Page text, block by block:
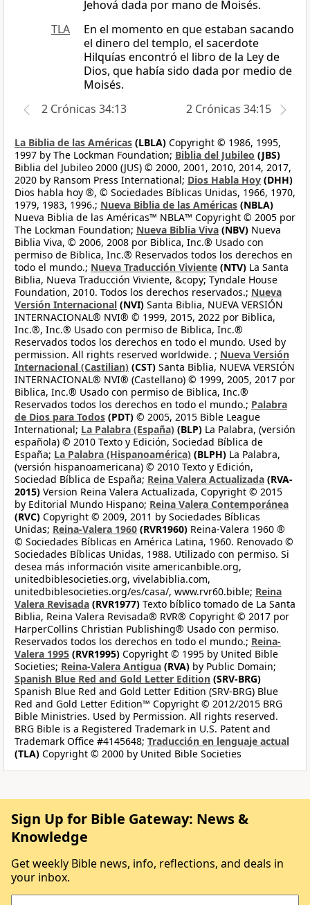
Jehová dada por mano de Moisés.
TLA
En el momento en que estaban sacando
el dinero del templo, el sacerdote
Hilquías encontró el libro de la Ley de
Dios, que había sido dada por medio de
Moisés.
2 Crónicas 34:13
2 Crónicas 34:15
La Biblia de las Américas (LBLA) Copyright © 1986, 1995,
1997 by The Lockman Foundation; Biblia del Jubileo (JBS)
Biblia del Jubileo 2000 (JUS) © 2000, 2001, 2010, 2014, 2017,
2020 by Ransom Press International; Dios Habla Hoy (DHH)
Dios habla hoy ®, © Sociedades Bíblicas Unidas, 1966, 1970,
1979, 1983, 1996.; Nueva Biblia de las Américas (NBLA)
Nueva Biblia de las Américas™ NBLA™ Copyright © 2005 por
The Lockman Foundation; Nueva Biblia Viva (NBV) Nueva
Biblia Viva, © 2006, 2008 por Biblica, Inc.® Usado con
permiso de Biblica, Inc.® Reservados todos los derechos en
todo el mundo.; Nueva Traducción Viviente (NTV) La Santa
Biblia, Nueva Traducción Viviente, &copy; Tyndale House
Foundation, 2010. Todos los derechos reservados.; Nueva
Versión Internacional (NVI) Santa Biblia, NUEVA VERSIÓN
INTERNACIONAL® NVI® © 1999, 2015, 2022 por Biblica,
Inc.®, Inc.® Usado con permiso de Biblica, Inc.®
Reservados todos los derechos en todo el mundo. Used by
permission. All rights reserved worldwide. ; Nueva Versión
Internacional (Castilian) (CST) Santa Biblia, NUEVA VERSIÓN
INTERNACIONAL® NVI® (Castellano) © 1999, 2005, 2017 por
Biblica, Inc.® Usado con permiso de Biblica, Inc.®
Reservados todos los derechos en todo el mundo.; Palabra
de Dios para Todos (PDT) © 2005, 2015 Bible League
International; La Palabra (España) (BLP) La Palabra, (versión
española) © 2010 Texto y Edición, Sociedad Bíblica de
España; La Palabra (Hispanoamérica) (BLPH) La Palabra,
(versión hispanoamericana) © 2010 Texto y Edición,
Sociedad Bíblica de España; Reina Valera Actualizada (RVA-
2015) Version Reina Valera Actualizada, Copyright © 2015
by Editorial Mundo Hispano; Reina Valera Contemporánea
(RVC) Copyright © 2009, 2011 by Sociedades Bíblicas
Unidas; Reina-Valera 1960 (RVR1960) Reina-Valera 1960 ®
© Sociedades Bíblicas en América Latina, 1960. Renovado ©
Sociedades Bíblicas Unidas, 1988. Utilizado con permiso. Si
desea más información visite americanbible.org,
unitedbiblesocieties.org, vivelabiblia.com,
unitedbiblesocieties.org/es/casa/, www.rvr60.bible; Reina
Valera Revisada (RVR1977) Texto bíblico tomado de La Santa
Biblia, Reina Valera Revisada® RVR® Copyright © 2017 por
HarperCollins Christian Publishing® Usado con permiso.
Reservados todos los derechos en todo el mundo.; Reina-
Valera 1995 (RVR1995) Copyright © 1995 by United Bible
Societies; Reina-Valera Antigua (RVA) by Public Domain;
Spanish Blue Red and Gold Letter Edition (SRV-BRG)
Spanish Blue Red and Gold Letter Edition (SRV-BRG) Blue
Red and Gold Letter Edition™ Copyright © 2012/2015 BRG
Bible Ministries. Used by Permission. All rights reserved.
BRG Bible is a Registered Trademark in U.S. Patent and
Trademark Office #4145648; Traducción en lenguaje actual
(TLA) Copyright © 2000 by United Bible Societies
Sign Up for Bible Gateway: News &
Knowledge
Get weekly Bible news, info, reflections, and deals in
your inbox.